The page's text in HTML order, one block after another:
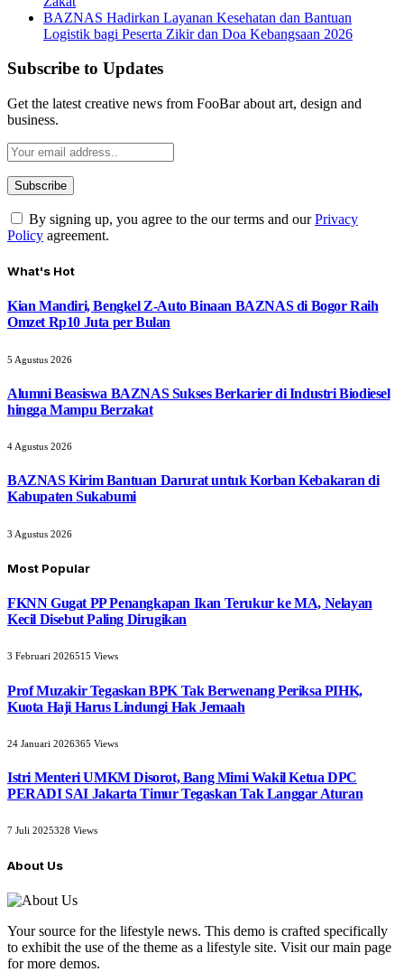
BAZNAS Hadirkan Layanan Kesehatan dan Bantuan
Logistik bagi Peserta Zikir dan Doa Kebangsaan 2026
Subscribe to Updates
Get the latest creative news from FooBar about art, design and
business.
By signing up, you agree to the our terms and ourPrivacy
Policy agreement.
What's Hot
Kian Mandiri, Bengkel Z-Auto Binaan BAZNAS di Bogor Raih
Omzet Rp10 Juta per Bulan
5 Agustus 2026
Alumni Beasiswa BAZNAS Sukses Berkarier di Industri Biodiesel
hingga Mampu Berzakat
4 Agustus 2026
BAZNAS Kirim Bantuan Darurat untuk Korban Kebakaran di
Kabupaten Sukabumi
3 Agustus 2026
Most Popular
FKNN Gugat PP Penangkapan Ikan Terukur ke MA, Nelayan
Kecil Disebut Paling Dirugikan
3 Februari 2026515 Views
Prof Muzakir Tegaskan BPK Tak Berwenang Periksa PIHK,
Kuota Haji Harus Lindungi Hak Jemaah
24 Januari 2026365 Views
Istri Menteri UMKM Disorot, Bang Mimi Wakil Ketua DPC
PERADI SAI Jakarta Timur Tegaskan Tak Langgar Aturan
7 Juli 2025328 Views
About Us
Your source for the lifestyle news. This demo is crafted specifically
to exhibit the use of the theme as a lifestyle site. Visit our main page
for more demos.